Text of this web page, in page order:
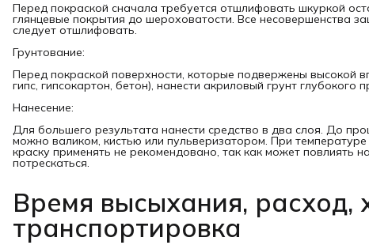
Перед покраской сначала требуется отшлифовать шкуркой
глянцевые покрытия до шероховатости. Все несовершенства
следует отшлифовать.
Грунтование:
Перед покраской поверхности, которые подвержены высокой
гипс, гипсокартон, бетон), нанести акриловый грунт глубокого
Нанесение:
Для большего результата нанести средство в два слоя. До
можно валиком, кистью или пульверизатором. При
краску применять не рекомендовано, так как может повлиять
потрескаться.
Время высыхания, расход,
транспортировка